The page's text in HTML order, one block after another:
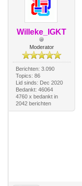
Willeke_IGKT
Moderator
Berichten: 3.090
Topics: 86
Lid sinds: Dec 2020
Bedankt: 46064
4760 x bedankt in
2042 berichten